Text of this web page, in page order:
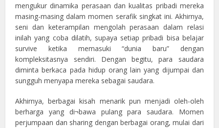
mengukur dinamika perasaan dan kualitas pribadi mereka
masing-masing dalam momen serafik singkat ini. Akhirnya,
seni dan keterampilan mengolah perasaan dalam relasi
inilah yang coba dilatih, supaya setiap pribadi bisa belajar
survive ketika memasuki “dunia baru” dengan
kompleksitasnya sendiri. Dengan begitu, para saudara
diminta berkaca pada hidup orang lain yang dijumpai dan
sungguh menyapa mereka sebagai saudara.
Akhirnya, berbagai kisah menarik pun menjadi oleh-oleh
berharga yang di¬bawa pulang para saudara. Momen
perjumpaan dan sharing dengan berbagai orang, mulai dari